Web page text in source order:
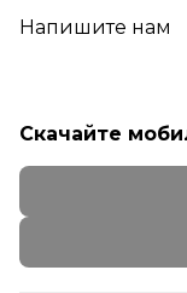
Напишите нам
Скачайте